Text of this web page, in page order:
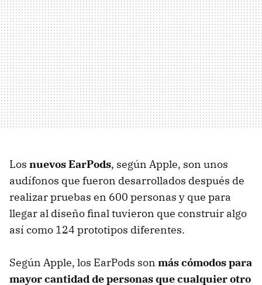
Los nuevos EarPods, según Apple, son unos
audífonos que fueron desarrollados después de
realizar pruebas en 600 personas y que para
llegar al diseño final tuvieron que construir algo
así como 124 prototipos diferentes.
Según Apple, los EarPods son más cómodos para
mayor cantidad de personas que cualquier otro